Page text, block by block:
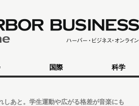
国際 科学
しあと。学生運動や広がる格差が音楽にも